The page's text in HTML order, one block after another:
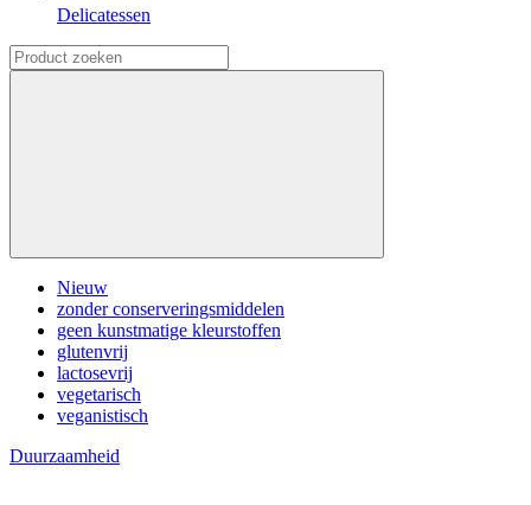
Delicatessen
Nieuw
zonder conserveringsmiddelen
geen kunstmatige kleurstoffen
glutenvrij
lactosevrij
vegetarisch
veganistisch
Duurzaamheid